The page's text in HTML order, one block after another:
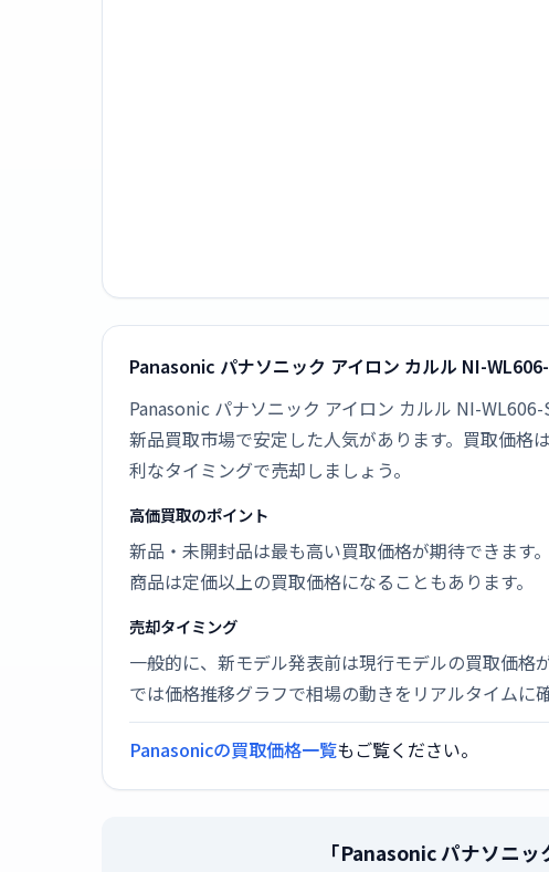
Panasonic パナソニック アイロン カルル NI-
Panasonic パナソニック アイロン カルル NI-
新品買取市場で安定した人気があります。買取価格
利なタイミングで売却しましょう。
高価買取のポイント
新品・未開封品は最も高い買取価格が期待できます
商品は定価以上の買取価格になることもあります。
売却タイミング
一般的に、新モデル発表前は現行モデルの買取価格
では価格推移グラフで相場の動きをリアルタイムに
Panasonicの買取価格一覧もご覧ください。
「Panasonic パナソニ